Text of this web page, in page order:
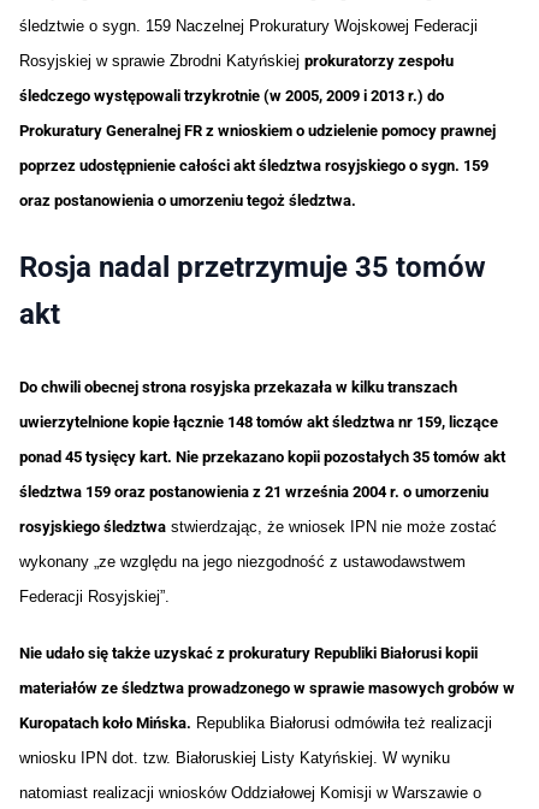
śledztwie o sygn. 159 Naczelnej Prokuratury Wojskowej Federacji
Rosyjskiej w sprawie Zbrodni Katyńskiej prokuratorzy zespołu
śledczego występowali trzykrotnie (w 2005, 2009 i 2013 r.) do
Prokuratury Generalnej FR z wnioskiem o udzielenie pomocy prawnej
poprzez udostępnienie całości akt śledztwa rosyjskiego o sygn. 159
oraz postanowienia o umorzeniu tegoż śledztwa.
Rosja nadal przetrzymuje 35 tomów
akt
Do chwili obecnej strona rosyjska przekazała w kilku transzach
uwierzytelnione kopie łącznie 148 tomów akt śledztwa nr 159, liczące
ponad 45 tysięcy kart. Nie przekazano kopii pozostałych 35 tomów akt
śledztwa 159 oraz postanowienia z 21 września 2004 r. o umorzeniu
rosyjskiego śledztwa stwierdzając, że wniosek IPN nie może zostać
wykonany „ze względu na jego niezgodność z ustawodawstwem
Federacji Rosyjskiej”.
Nie udało się także uzyskać z prokuratury Republiki Białorusi kopii
materiałów ze śledztwa prowadzonego w sprawie masowych grobów w
Kuropatach koło Mińska. Republika Białorusi odmówiła też realizacji
wniosku IPN dot. tzw. Białoruskiej Listy Katyńskiej. W wyniku
natomiast realizacji wniosków Oddziałowej Komisji w Warszawie o